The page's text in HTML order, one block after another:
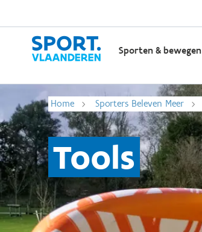
Sporten & bewegen
Home Sporters Beleven Meer
Tools